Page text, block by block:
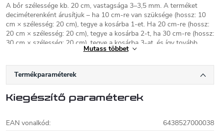
A bőr szélessége kb. 20 cm, vastagsága 3–3,5 mm. A terméket
deciméterenként árusítjuk – ha 10 cm-re van szüksége (hossz: 10
cm × szélesség: 20 cm), tegye a kosárba 1-et. Ha 20 cm-re (hossz:
20 cm × szélesség: 20 cm), tegye a kosárba 2-t, ha 30 cm-re (hossz:
30 cm × szélesség: 20 cm), tegye a kosárba 3-at, és így tovább.
tartalmazhat.
Mutass többet
Termékparaméterek
Kiegészítő paraméterek
EAN vonalkód: 6438527000038